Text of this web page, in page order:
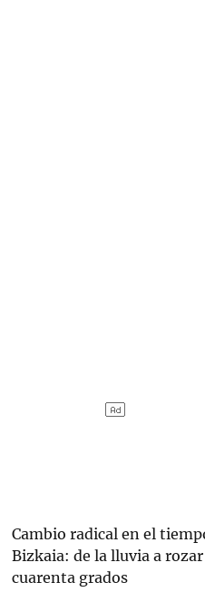
Cambio radical en el
Bizkaia: de la lluvia a
cuarenta grados